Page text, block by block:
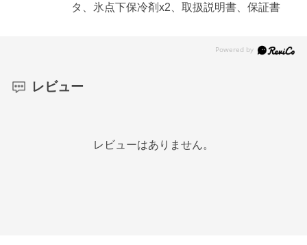
タ、氷点下保冷剤x2、取扱説明書、保証書
レビュー
レビューはありません。